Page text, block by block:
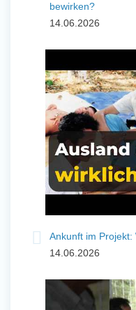
bewirken?
14.06.2026
Ankunft im Projekt:
14.06.2026